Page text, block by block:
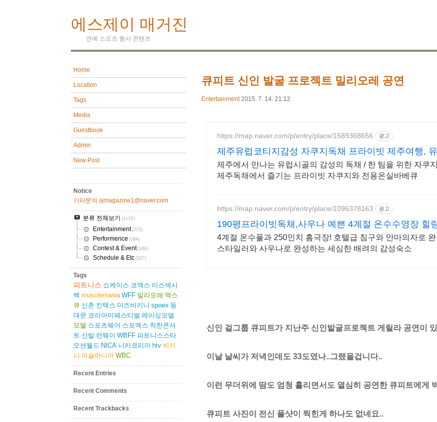
에스제이 매거진
연예 스포츠 행사 콘텐츠
Home
Location
Tags
Media
Guestbook
Admin
New Post
Notice
기타문의 sjmagazine1@naver.com
분류 전체보기 (1119)
Entertainment(222)
Performence (184)
Contest & Event(506)
Schedule & Etc(207)
Tags
피트니스 쇼케이스 코엑스 미스섹시
백 musclemania WFF 밀리오레 맥스
큐 신촌 킨텍스 미즈비키니 spoex 동
대문 코리아미페스티벌 레이싱모델
모델 스포츠웨어 스포엑스 착한콘서
트 신발 런웨이 WBFF 피트니스스타
오션월드 NICA 니카코리아 htv 비키
니 머슬마니아 WBC
Recent Entries
Recent Comments
Recent Trackbacks
큐피트 신인 발굴 프로젝트 밀리오레 공연
Entertainment 2015. 7. 14. 21:12
https://map.naver.com/p/entry/place/1589368656 광고
제주유럽코티지감성 자쿠지독채 프라이빗 제주여행,
제주에서 만나는 유럽시골의 감성의 독채 / 한 팀을 위한 자쿠
제주독채에서 즐기는 프라이빗 자쿠지와 전용온실바베큐
https://map.naver.com/p/entry/place/1096378163 광고
190평프라이빗독채,사우나 예쁜 4계절 온수수영장 힐
4계절 온수풀과 250인치 홈극장! 호텔급 침구와 안마의자로
스타일러와 사우나로 완성하는 세심한 배려의 감성숙소
신인 걸그룹 큐피트가 지난주 신인발굴프로젝트 게릴라 공연이
이날 날씨가 저녁인데도 33도였나..그랬을겁니다..
이런 무더위에 땀도 엄청 흘리면서도 열심히 공연한 큐피트에게
큐피트 사진이 전신 풀샷이 찍힌게 하나도 없네요..